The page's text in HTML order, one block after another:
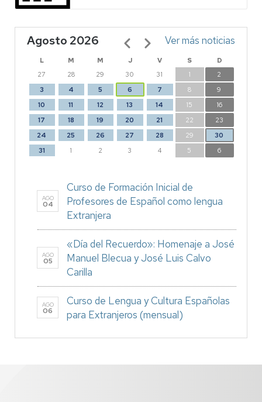
Agosto 2026
L M M J V S
D
27
28 29 30 31 1
2
3
4 5 6 7 8
9
10
11 12 13 14 15
16
17
18 19 20 21 22
23
24
25 26 27 28 29
30
31
1 2 3 4 5 6
Paginación Ver más noticias
AGO
04
Curso de Formación Inicial de
Profesores de Español como lengua
Extranjera
AGO
05
«Día del Recuerdo»: Homenaje a José
Manuel Blecua y José Luis Calvo
Carilla
AGO
06
Curso de Lengua y Cultura Españolas
para Extranjeros (mensual)